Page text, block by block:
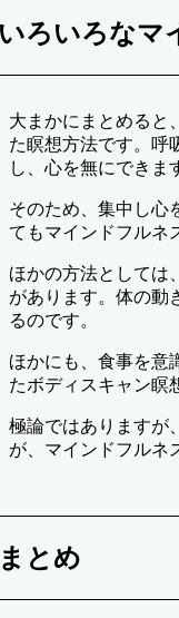
ろいろなマ
大まかにまとめると
た瞑想方法です。呼
し、心を無にできま
そのため、集中し心
てもマインドフルネ
ほかの方法としては
があります。体の動
るのです。
ほかにも、食事を意
たボディスキャン瞑
極論ではありますが
が、マインドフルネ
とめ